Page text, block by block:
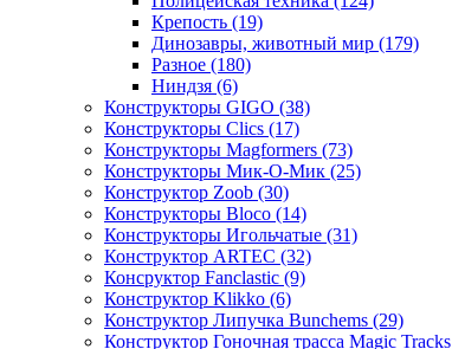
Крепость (19)
Динозавры, животный мир (179)
Разное (180)
Ниндзя (6)
Конструкторы GIGO (38)
Конструкторы Clics (17)
Конструкторы Magformers (73)
Конструкторы Мик-О-Мик (25)
Конструктор Zoob (30)
Конструкторы Bloco (14)
Конструкторы Игольчатые (31)
Конструктор ARTEC (32)
Консруктор Fanclastic (9)
Конструктор Klikko (6)
Конструктор Липучка Bunchems (29)
Конструктор Гоночная трасса Magic Tracks